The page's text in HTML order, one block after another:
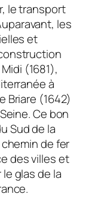
le transport
les
et
(1681),
à
Briare (1642)
Ce bon
Sud de la
chemin de fer
des villes et
glas de la